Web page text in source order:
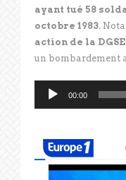
ayant tué 58
octobre 1983.
action de la DGSE
un bombardement
Lecteur
00:00